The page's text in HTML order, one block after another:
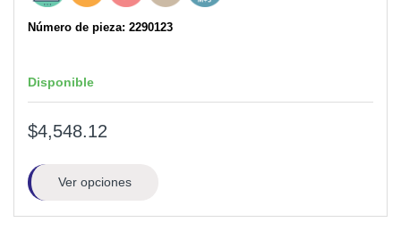
Número de pieza: 2290123
Disponible
$4,548.12
Ver opciones